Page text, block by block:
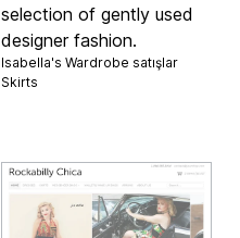
selection of gently used
designer fashion.
Isabella's Wardrobe satışlar
Skirts